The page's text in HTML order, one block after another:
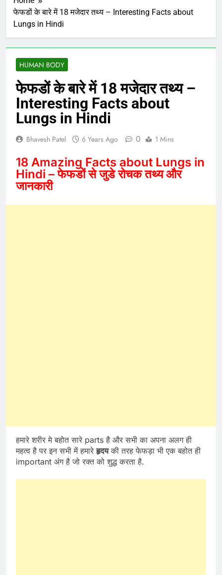
फेफडों के बारे में 18 मजेदार तथ्य – Interesting Facts about
Lungs in Hindi
HUMAN BODY
फेफडों के बारे में 18 मजेदार तथ्य –
Interesting Facts about
Lungs in Hindi
Bhavesh Patel 6 Years Ago 0 1 Mins
18 Amazing Facts about Lungs in
Hindi – फेफडों से जुडे रोचक तथ्य और
जानकारी
हमारे शरीर मे बहोत सारे parts है और सभी का अपना अलग ही
महत्व है पर इन सभी में हमारेहृदयकी तरह फेफड़ा भी एक बहोत ही
important अंग है जो रक्त को शुद्ध करता है.